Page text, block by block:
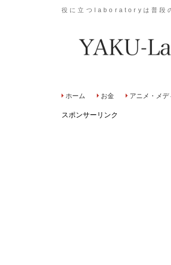
役に立つlaboratoryは普段の
ホーム お金 アニメ・メデ
スポンサーリンク